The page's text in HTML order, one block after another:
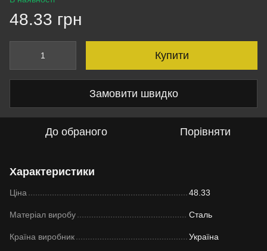
48.33 грн
Купити
Замовити швидко
До обраного Порівняти
Характеристики
Ціна 48.33
Матеріал виробу Сталь
Країна виробник Україна